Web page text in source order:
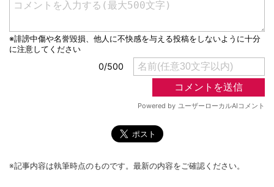
※記事内容は執筆時点のものです。最新の内容をご確認ください。